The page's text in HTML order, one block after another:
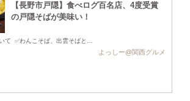
【長野市戸隠】食べログ百名店、4度受賞
の戸隠そばが美味い！
て ✅わんこそば、出雲そばと…
よっしー@関西グルメ